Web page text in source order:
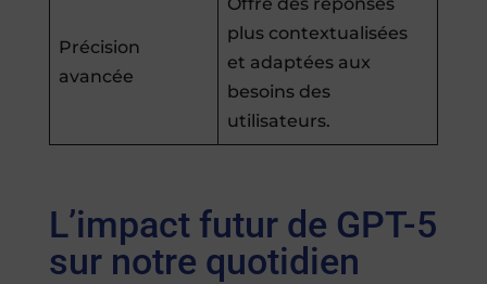
Précision
avancée
plus contextualisées
et adaptées aux
besoins des
utilisateurs.
L’impact futur de GPT-5
sur notre quotidien